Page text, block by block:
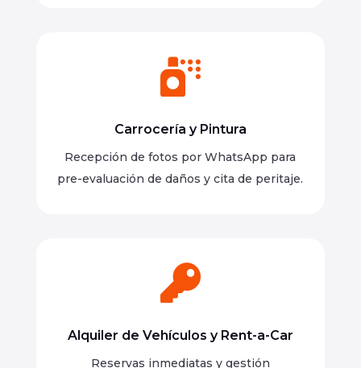

Carrocería y Pintura
Recepción de fotos por WhatsApp para
pre-evaluación de daños y cita de peritaje.

Alquiler de Vehículos y Rent-a-Car
Reservas inmediatas y gestión